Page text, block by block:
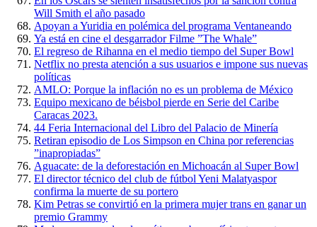
Will Smith el año pasado
Apoyan a Yuridia en polémica del programa Ventaneando
Ya está en cine el desgarrador Filme ”The Whale”
El regreso de Rihanna en el medio tiempo del Super Bowl
Netflix no presta atención a sus usuarios e impone sus nuevas
políticas
AMLO: Porque la inflación no es un problema de México
Equipo mexicano de béisbol pierde en Serie del Caribe
Caracas 2023.
44 Feria Internacional del Libro del Palacio de Minería
Retiran episodio de Los Simpson en China por referencias
”inapropiadas”
Aguacate: de la deforestación en Michoacán al Super Bowl
El director técnico del club de fútbol Yeni Malatyaspor
confirma la muerte de su portero
Kim Petras se convirtió en la primera mujer trans en ganar un
premio Grammy